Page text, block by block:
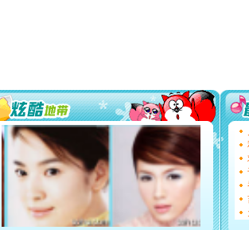
你太多，
要平安！
[圣诞节]
能正大
都要快乐
[圣诞节]
如意,快
[元旦]
看
断电。
你是我
[元旦]